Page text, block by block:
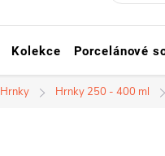
Kolekce Porcelánové
Hrnky Hrnky 250 - 400 ml